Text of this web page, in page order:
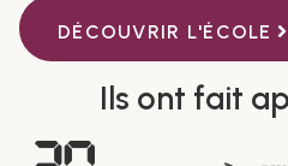
DÉCOUVRIR L'ÉCOLE
Ils ont fait